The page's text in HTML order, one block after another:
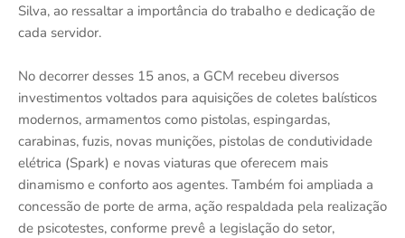
Silva, ao ressaltar a importância do trabalho e dedicação de
cada servidor.
No decorrer desses 15 anos, a GCM recebeu diversos
investimentos voltados para aquisições de coletes balísticos
modernos, armamentos como pistolas, espingardas,
carabinas, fuzis, novas munições, pistolas de condutividade
elétrica (Spark) e novas viaturas que oferecem mais
dinamismo e conforto aos agentes. Também foi ampliada a
concessão de porte de arma, ação respaldada pela realização
de psicotestes, conforme prevê a legislação do setor,